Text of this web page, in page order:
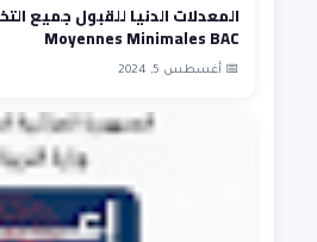
Moyennes Minimales BAC
📅 أغسطس 5, 2024